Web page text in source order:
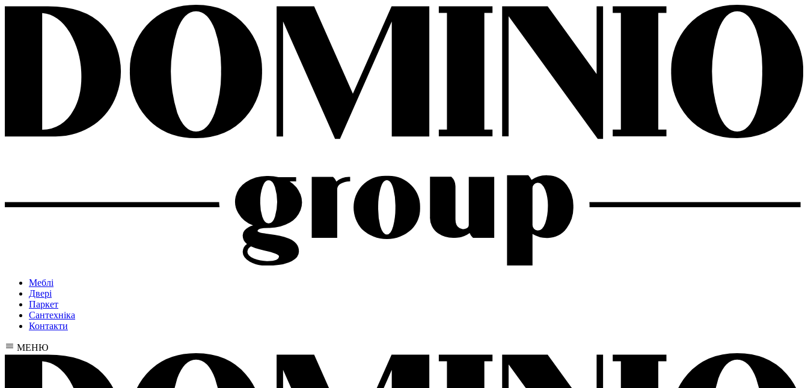
Меблі
Двері
Паркет
Сантехніка
Контакти
МЕНЮ